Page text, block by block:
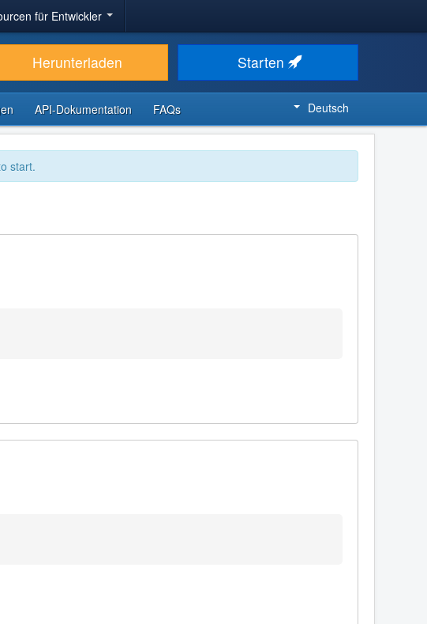
für Entwickler
Herunterladen Starten
API-Dokumentation FAQs Deutsch
start.